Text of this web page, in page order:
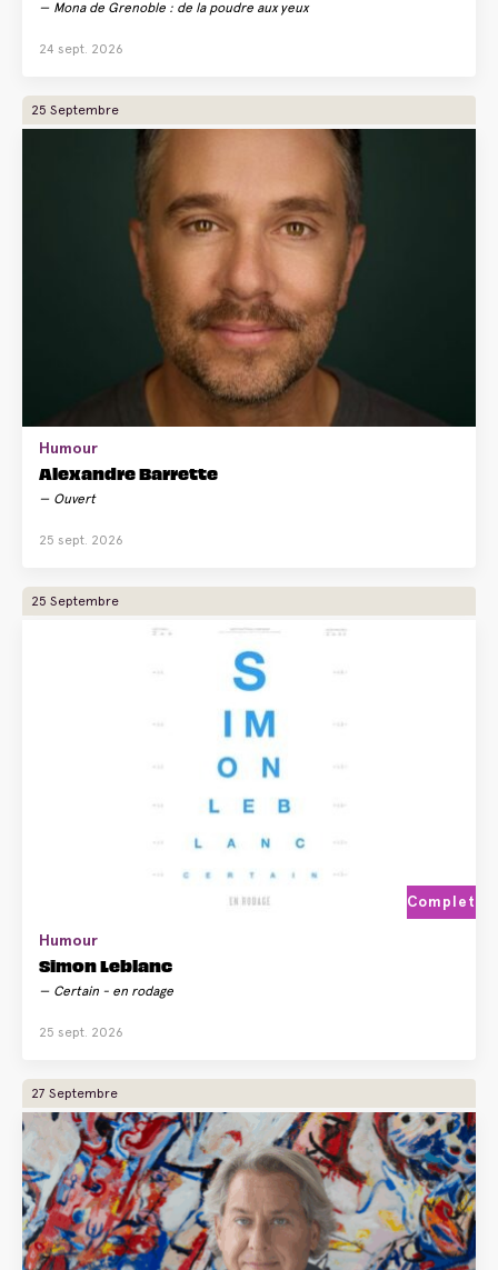
Mona de Grenoble : de la poudre aux yeux
24 sept. 2026
25 Septembre
Humour
Alexandre Barrette
Ouvert
25 sept. 2026
25 Septembre
Complet
Humour
Simon Leblanc
Certain - en rodage
25 sept. 2026
27 Septembre